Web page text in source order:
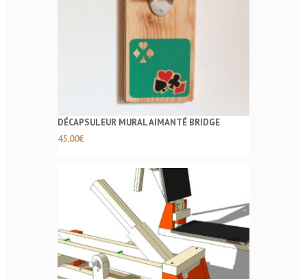
DÉCAPSULEUR MURAL AIMANTÉ BRIDGE
45,00€